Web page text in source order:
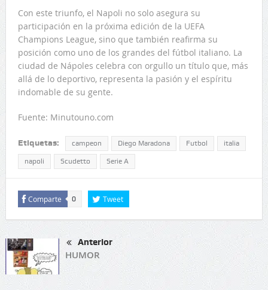
Con este triunfo, el Napoli no solo asegura su
participación en la próxima edición de la UEFA
Champions League, sino que también reafirma su
posición como uno de los grandes del fútbol italiano. La
ciudad de Nápoles celebra con orgullo un título que, más
allá de lo deportivo, representa la pasión y el espíritu
indomable de su gente.
Fuente: Minutouno.com
Etiquetas: campeon Diego Maradona Futbol italia
napoli Scudetto Serie A
Comparte 0 Tweet
Anterior
HUMOR